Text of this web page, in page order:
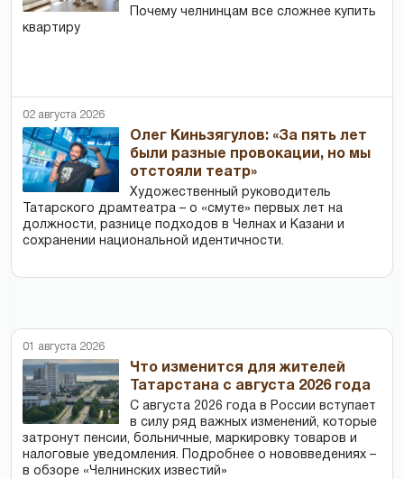
Почему челнинцам все сложнее купить
квартиру
02 августа 2026
Олег Киньзягулов: «За пять лет
были разные провокации, но мы
отстояли театр»
Художественный руководитель
Татарского драмтеатра – о «смуте» первых лет на
должности, разнице подходов в Челнах и Казани и
сохранении национальной идентичности.
01 августа 2026
Что изменится для жителей
Татарстана с августа 2026 года
С августа 2026 года в России вступает
в силу ряд важных изменений, которые
затронут пенсии, больничные, маркировку товаров и
налоговые уведомления. Подробнее о нововведениях –
в обзоре «Челнинских известий»